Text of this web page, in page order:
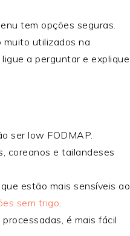
tem opções seguras.
muito utilizados na
a perguntar e explique
ser low FODMAP.
coreanos e tailandeses
estão mais sensíveis ao
sem trigo.
é mais fácil